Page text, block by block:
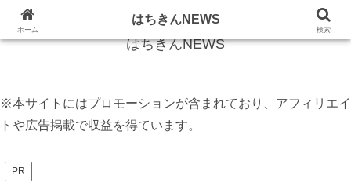
はちきんNEWS
※本サイトにはプロモーションが含まれており、アフィリエイ
トや広告掲載で収益を得ています。
PR
ホーム
はちきんNEWS
検索